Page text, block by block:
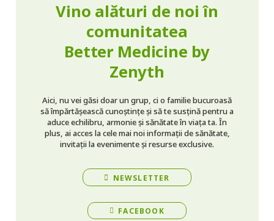
Vino alături de noi în
comunitatea
Better Medicine by
Zenyth
Aici, nu vei găsi doar un grup, ci o familie bucuroasă
să împărtășească cunoștințe și să te susțină pentru a
aduce echilibru, armonie și sănătate în viața ta. În
plus, ai acces la cele mai noi informații de sănătate,
invitații la evenimente și resurse exclusive.
NEWSLETTER
FACEBOOK